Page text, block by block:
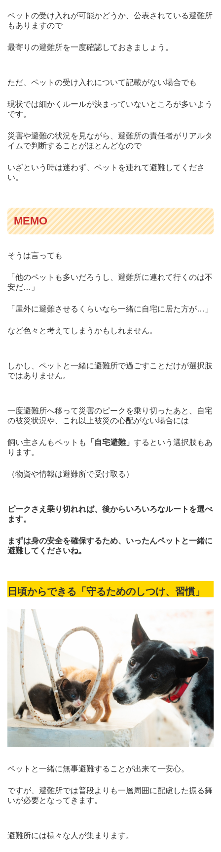
ペットの受け入れが可能かどうか、公表されている避難所
もありますので
最寄りの避難所を一度確認しておきましょう。
ただ、ペットの受け入れについて記載がない場合でも
現状では細かくルールが決まっていないところが多いよう
です。
災害や避難の状況を見ながら、避難所の責任者がリアルタ
イムで判断することがほとんどなので
いざという時は迷わず、ペットを連れて避難してくださ
い。
MEMO
そうは言っても
「他のペットも多いだろうし、避難所に連れて行くのは不
安だ…」
「屋外に避難させるくらいなら一緒に自宅に居た方が…」
など色々と考えてしまうかもしれません。
しかし、ペットと一緒に避難所で過ごすことだけが選択肢
ではありません。
一度避難所へ移って災害のピークを乗り切ったあと、自宅
の被災状況や、これ以上被災の心配がない場合には
飼い主さんもペットも 「自宅避難」 するという選択肢もあ
ります。
（物資や情報は避難所で受け取る）
ピークさえ乗り切れれば、後からいろいろなルートを選べ
ます。
まずは身の安全を確保するため、いったんペットと一緒に
避難してくださいね。
日頃からできる「守るためのしつけ、習慣」
ペットと一緒に無事避難することが出来て一安心。
ですが、避難所では普段よりも一層周囲に配慮した振る舞
いが必要となってきます。
避難所には様々な人が集まります。